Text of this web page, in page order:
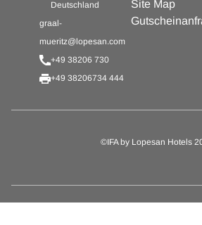
Deutschland
graal-
mueritz@lopesan.com
+49 38206 730
+49 38206734 444
Site Map
©IFA by Lopesan Hotels